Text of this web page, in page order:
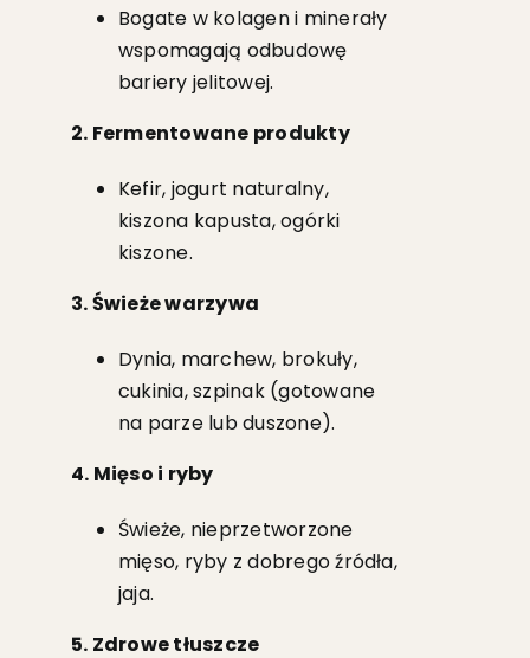
Bogate w kolagen i minerały
wspomagają odbudowę
bariery jelitowej.
2. Fermentowane produkty
Kefir, jogurt naturalny,
kiszona kapusta, ogórki
kiszone.
3. Świeże warzywa
Dynia, marchew, brokuły,
cukinia, szpinak (gotowane
na parze lub duszone).
4. Mięso i ryby
Świeże, nieprzetworzone
mięso, ryby z dobrego źródła,
jaja.
5. Zdrowe tłuszcze